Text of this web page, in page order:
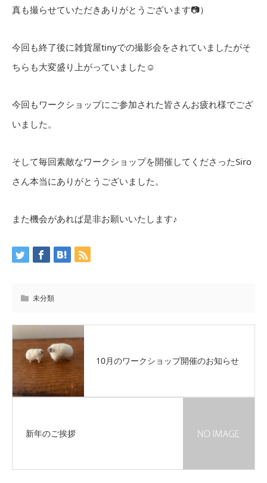
真も撮らせていただきありがとうございます📷）
今回も終了後に雑貨屋tinyでの撮影会をされていましたがそ
ちらも大変盛り上がっていました☺
今回もワークショップにご参加された皆さんお疲れ様でござ
いました。
そして毎回素敵なワークショップを開催してくださったSiro
さん本当にありがとうございました。
また機会があれば是非お願いいたします♪
未分類
10月のワークショップ開催のお知らせ
新年のご挨拶